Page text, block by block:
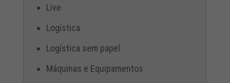
Live
Logística
Logística sem papel
Máquinas e Equipamentos